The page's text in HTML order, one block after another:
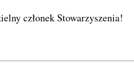
członek Stowarzyszenia!